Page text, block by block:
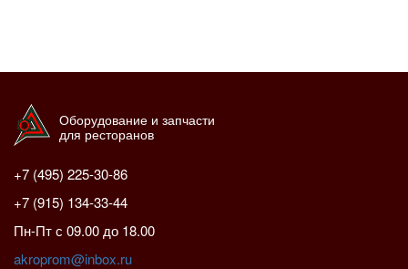
Оборудование и запчасти
для ресторанов
+7 (495) 225-30-86
+7 (915) 134-33-44
Пн-Пт с 09.00 до 18.00
akroprom@inbox.ru